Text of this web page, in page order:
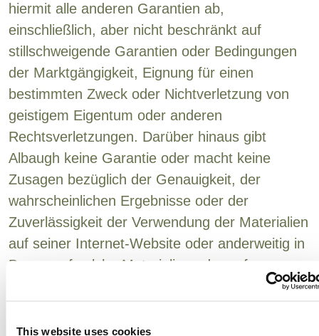
This website uses cookies
hiermit alle anderen Garantien ab,
einschließlich, aber nicht beschränkt auf
stillschweigende Garantien oder Bedingungen
der Marktgängigkeit, Eignung für einen
bestimmten Zweck oder Nichtverletzung von
geistigem Eigentum oder anderen
Rechtsverletzungen. Darüber hinaus gibt
Albaugh keine Garantie oder macht keine
Zusagen bezüglich der Genauigkeit, der
wahrscheinlichen Ergebnisse oder der
Zuverlässigkeit der Verwendung der Materialien
auf seiner Internet-Website oder anderweitig in
Bezug auf solche Materialien oder auf
irgendwelche Websites, die mit dieser Website
Nutzung dieser Website ununterbrochen oder